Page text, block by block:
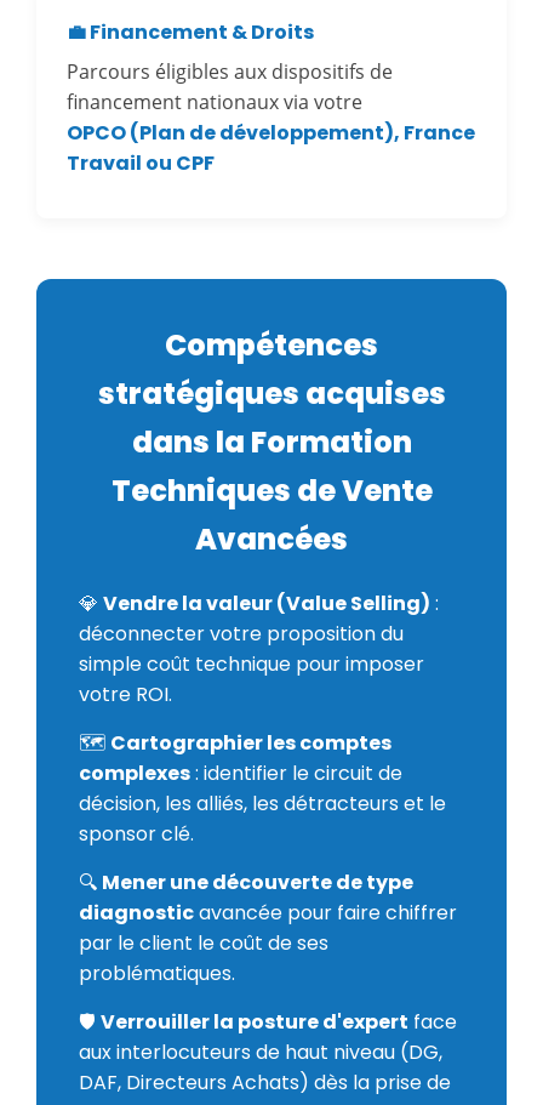
💼 Financement & Droits
Parcours éligibles aux dispositifs de
financement nationaux via votre
OPCO (Plan de développement), France
Travail ou CPF
Compétences
stratégiques acquises
dans la Formation
Techniques de Vente
Avancées
💎 Vendre la valeur (Value Selling) :
déconnecter votre proposition du
simple coût technique pour imposer
votre ROI.
🗺️ Cartographier les comptes
complexes: identifier le circuit de
décision, les alliés, les détracteurs et le
sponsor clé.
🔍 Mener une découverte de type
diagnosticavancée pour faire chiffrer
par le client le coût de ses
problématiques.
🛡️ Verrouiller la posture d'expert face
aux interlocuteurs de haut niveau (DG,
DAF, Directeurs Achats) dès la prise de